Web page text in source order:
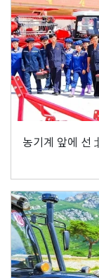
농기계 앞에 선